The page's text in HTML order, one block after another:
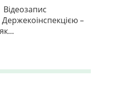
Відеозапис
–